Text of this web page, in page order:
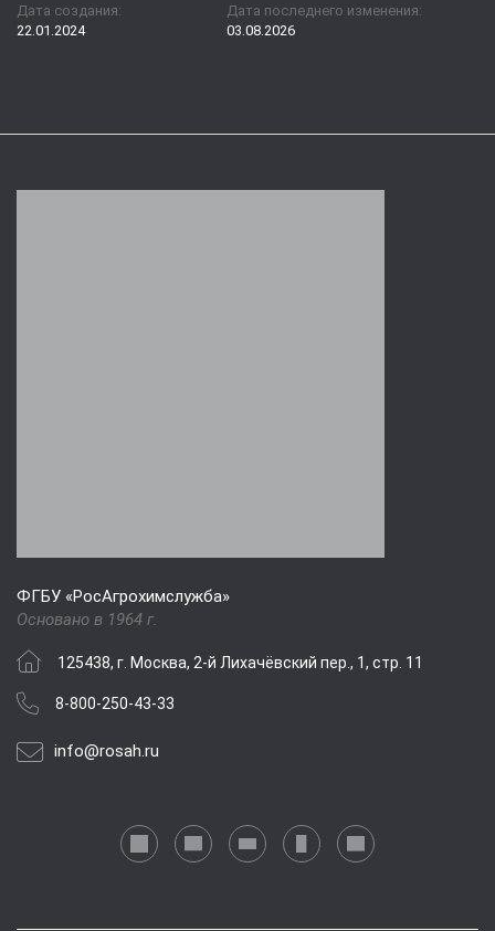
Дата создания:
22.01.2024
Дата последнего изменения:
03.08.2026
ФГБУ «РосАгрохимслужба»
Основано в 1964 г.
125438, г. Москва, 2-й Лихачёвский пер., 1, стр. 11
8-800-250-43-33
info@rosah.ru